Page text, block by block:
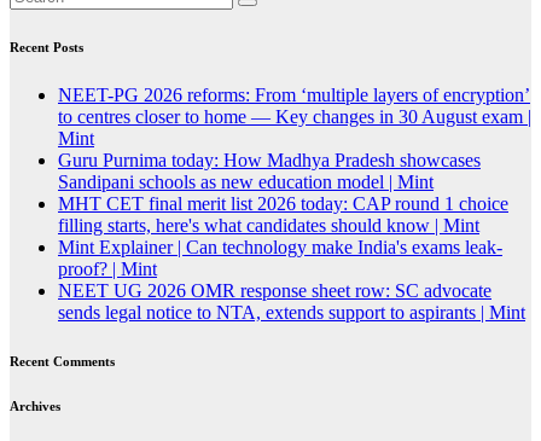
Recent Posts
NEET-PG 2026 reforms: From ‘multiple layers of encryption’
to centres closer to home — Key changes in 30 August exam |
Mint
Guru Purnima today: How Madhya Pradesh showcases
Sandipani schools as new education model | Mint
MHT CET final merit list 2026 today: CAP round 1 choice
filling starts, here's what candidates should know | Mint
Mint Explainer | Can technology make India's exams leak-
proof? | Mint
NEET UG 2026 OMR response sheet row: SC advocate
sends legal notice to NTA, extends support to aspirants | Mint
Recent Comments
Archives